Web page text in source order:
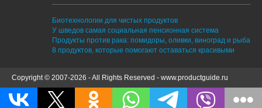
Биотехнологии для чистых продуктов
У шведов самая социальная пенсионная система
Продукты против рака: помидоры, оливки, виноград и рыба
8 продуктов, которые помогают оставаться красивыми
Copyright © 2007-2026 - All Rights Reserved - www.productguide.ru